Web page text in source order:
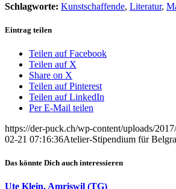
Schlagworte: Kunstschaffende, Literatur,
Eintrag teilen
Teilen auf Facebook
Teilen auf X
Share on X
Teilen auf Pinterest
Teilen auf LinkedIn
Per E-Mail teilen
https://der-puck.ch/wp-content/uploads/
02-21 07:16:36Atelier-Stipendium für
Das könnte Dich auch interessieren
Ute Klein, Amriswil (TG)